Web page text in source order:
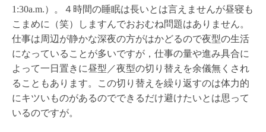
1:30a.m.）。４時間の睡眠は長いとは言えませんが昼寝も
こまめに（笑）しますんでおおむね問題はありません。
仕事は周辺が静かな深夜の方がはかどるので夜型の生活
になっていることが多いですが，仕事の量や進み具合に
よって一日置きに昼型／夜型の切り替えを余儀無くされ
ることもあります。この切り替えを繰り返すのは体力的
にキツいものがあるのでできるだけ避けたいとは思って
いるのですが。